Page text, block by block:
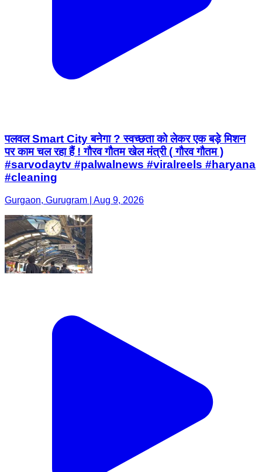
पलवल Smart City बनेगा ? स्वच्छता को लेकर एक बड़े मिशन
पर काम चल रहा हैं ! गौरव गौतम खेल मंत्री ( गौरव गौतम )
#sarvodaytv #palwalnews #viralreels #haryana
#cleaning
Gurgaon, Gurugram | Aug 9, 2026